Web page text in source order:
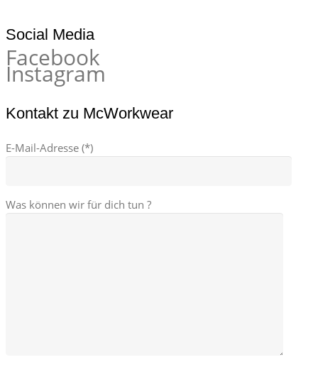
Social Media
Facebook
Instagram
Kontakt zu McWorkwear
E-Mail-Adresse (*)
Was können wir für dich tun ?